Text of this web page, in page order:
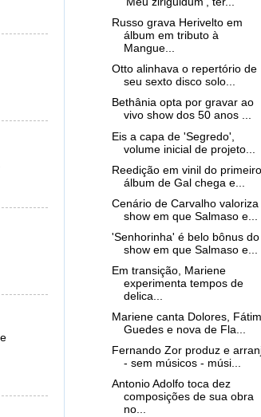
Russo grava Herivelto em
álbum em tributo à
Mangue...
Otto alinhava o repertório de
seu sexto disco solo...
Bethânia opta por gravar ao
vivo show dos 50 anos ...
Eis a capa de 'Segredo',
volume inicial de projeto...
Reedição em vinil do primeiro
álbum de Gal chega e...
Cenário de Carvalho valoriza
show em que Salmaso e...
'Senhorinha' é belo bônus do
show em que Salmaso e...
Em transição, Mariene
experimenta tempos de
delica...
Mariene canta Dolores,
Guedes e nova de Fla...
Fernando Zor produz e
- sem músicos - músi...
Antonio Adolfo toca dez
composições de sua obra
no...